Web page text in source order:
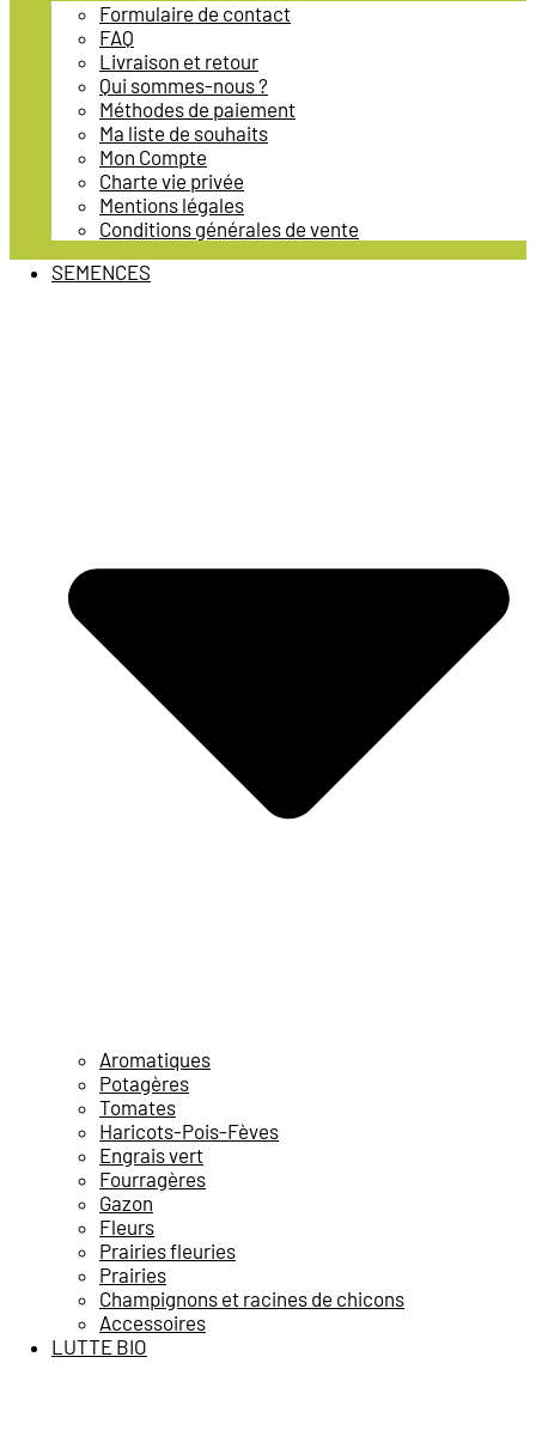
Formulaire de contact
FAQ
Livraison et retour
Qui sommes-nous ?
Méthodes de paiement
Ma liste de souhaits
Mon Compte
Charte vie privée
Mentions légales
Conditions générales de vente
SEMENCES
Aromatiques
Potagères
Tomates
Haricots-Pois-Fèves
Engrais vert
Fourragères
Gazon
Fleurs
Prairies fleuries
Prairies
Champignons et racines de chicons
Accessoires
LUTTE BIO